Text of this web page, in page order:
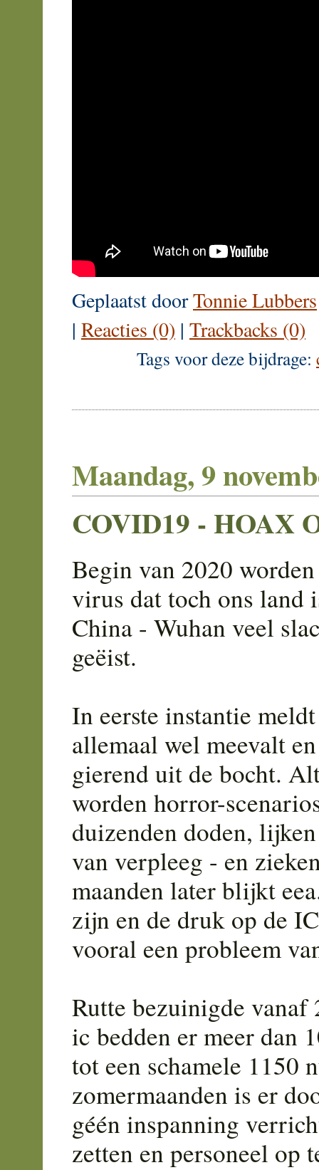
Geplaatst doorTonnie Lubbers
| Reacties (0) | Trackbacks (0)
Tags voor deze bijdrage:
Maandag, 9
COVID19 - HOAX
Begin van 2020
virus dat toch ons land
China - Wuhan veel
geëist.
In eerste instantie
allemaal wel meevalt
gierend uit de bocht.
worden horror-
duizenden doden,
van verpleeg - en
maanden later blijkt
zijn en de druk op de
vooral een probleem
Rutte bezuinigde vanaf
ic bedden er meer dan
tot een schamele 1150
zomermaanden is er
géén inspanning
zetten en personeel op